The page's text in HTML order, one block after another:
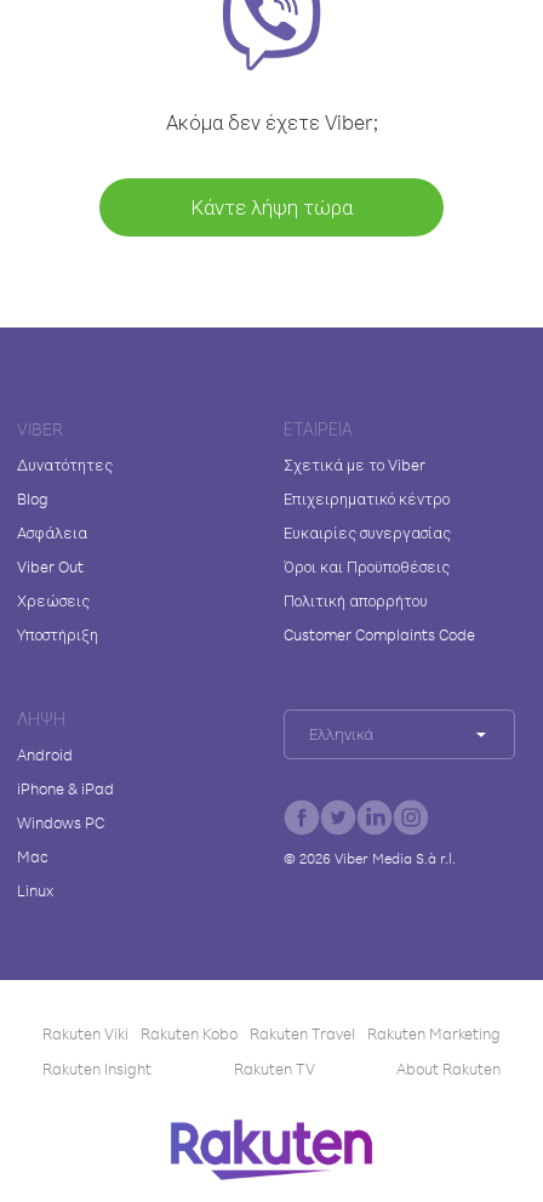
Ακόμα δεν έχετε Viber;
Κάντε λήψη τώρα
VIBER
Δυνατότητες
Blog
Ασφάλεια
Viber Out
Χρεώσεις
Υποστήριξη
ΕΤΑΙΡΕΊΑ
Σχετικά με το Viber
Επιχειρηματικό κέντρο
Ευκαιρίες συνεργασίας
Όροι και Προϋποθέσεις
Πολιτική απορρήτου
Customer Complaints Code
ΛΉΨΗ
Android
iPhone & iPad
Windows PC
Mac
Linux
Ελληνικά
© 2026Viber Media S.à r.l.
Rakuten Viki Rakuten Kobo Rakuten Travel
Rakuten Marketing
Rakuten Insight
Rakuten TV About Rakuten